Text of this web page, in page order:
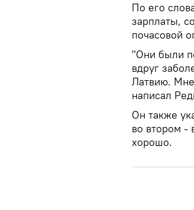
По его
зарплаты,
почасовой
"Они были
вдруг
Латвию. Мне
написал
Он также
во втором -
хорошо.